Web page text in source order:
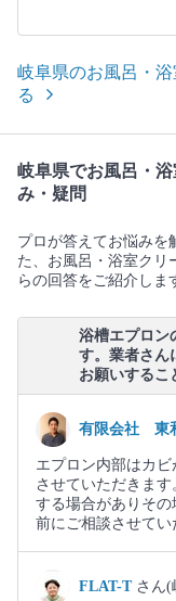
岐阜県のお風呂・
る
岐阜県でお風呂・
み・疑問
プロが答えてお悩みを
た、お風呂・浴室クリ
らの回答をご紹介しま
浴槽エプロン
す。業者さん
お願いするこ
有限会社 東
エプロン内部はカ
させていただきま
する場合がありそ
前にご相談させてい
FLAT-T さん(